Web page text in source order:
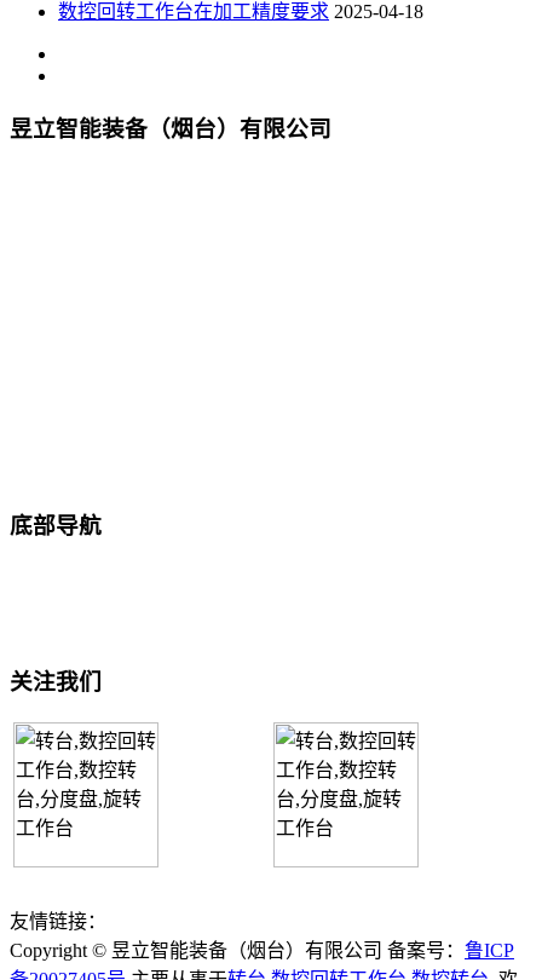
数控回转工作台在加工精度要求 2025-04-18
昱立智能装备（烟台）有限公司
底部导航
关注我们
友情链接：
Copyright © 昱立智能装备（烟台）有限公司 备案号： 鲁ICP